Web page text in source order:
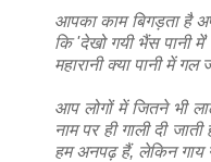
आपका काम बिगड़ता है
कि 'देखो गयी भैंस पानी
महारानी क्या पानी में गल
आप लोगों में जितने भी
नाम पर ही गाली दी
हम अनपढ़ हैं, लेकिन गाय